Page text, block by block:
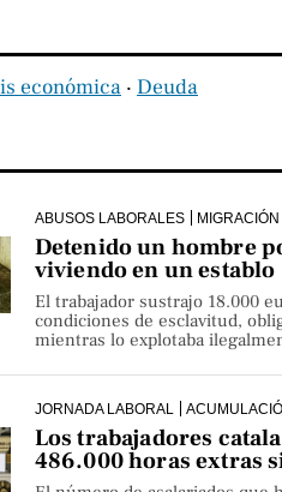
económica ‧ Deuda
ABUSOS LABORALES MIGRACIÓN
Detenido un hombre
viviendo en un establo
El trabajador sustrajo 18.000
condiciones de esclavitud,
mientras lo explotaba
JORNADA LABORAL
Los trabajadores
486.000 horas extras